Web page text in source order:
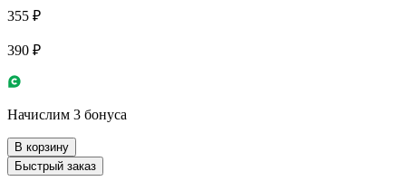
355 ₽
390 ₽
Начислим 3 бонуса
В корзину
Быстрый заказ